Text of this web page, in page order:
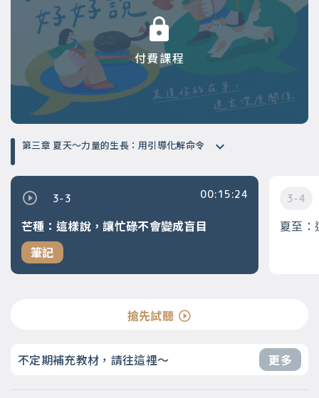
付費課程
第三章 夏天～力量的生長：用引導化解命令
3-3
芒種：這樣說，讓忙碌不會變成盲目
筆記
00:15:24 3-4
夏至：
搶先試聽
不定期補充教材，請往這裡～ 更多